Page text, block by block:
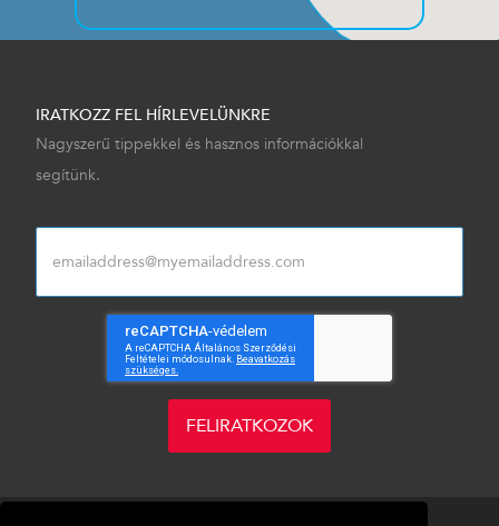
IRATKOZZ FEL HÍRLEVELÜNKRE
Nagyszerű tippekkel és hasznos információkkal
segítünk.
FELIRATKOZOK